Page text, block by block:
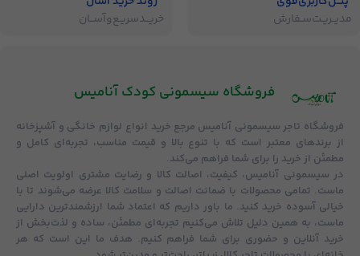
مدیــریـت‌سـفارش
خریــد‌سریـع‌و‌آســان
فروشگاه‌ سیسمونی کودک آنامیس
فروشگاه تاجر سیسمونی آنامیس مرجع خرید انواع لوازم خانگی و آشپزخانه
از برندهای معتبر است که با تنوع بالا و قیمت مناسب، تجربه‌ای کامل و
مطمئن از خرید را برای شما فراهم می‌کند.
در سیسمونی آنامیس، کیفیت، اصالت کالا و رضایت مشتری اولویت اصلی
ماست. تمامی محصولات با ضمانت اصالت و سلامت کالا عرضه می‌شوند تا با
خیالی آسوده خرید کنید. ما باور داریم که اعتماد شما ارزشمندترین دارایی
ماست، به همین دلیل تلاش می‌کنیم تجربه‌ای مطمئن، ساده و لذت‌بخش از
خرید آنلاین و حضوری برای شما فراهم کنیم. هدف ما این است که هر